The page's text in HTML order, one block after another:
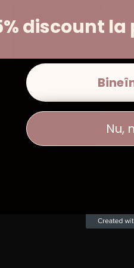
discount
Nu,